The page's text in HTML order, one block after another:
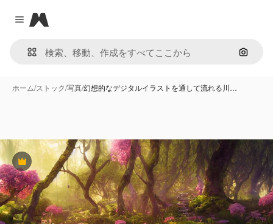
Close menu
Magnific
画像で
ホーム/ストック/写真/幻想的なデジタルイラストを通して流れる川…
Premium